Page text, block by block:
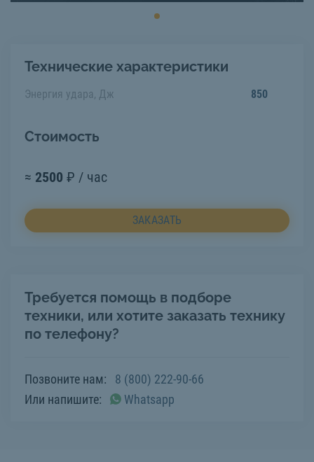
Технические характеристики
Энергия удара, Дж 850
Стоимость
≈ 2500 ₽ / час
ЗАКАЗАТЬ
Требуется помощь в подборе
техники, или хотите заказать технику
по телефону?
Позвоните нам:
8 (800) 222-90-66
Или напишите:
Whatsapp